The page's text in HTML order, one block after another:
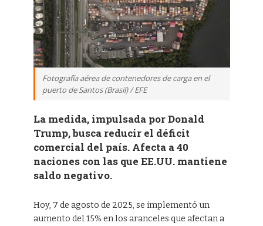
Fotografía aérea de contenedores de carga en el
puerto de Santos (Brasil) / EFE
La medida, impulsada por Donald
Trump, busca reducir el déficit
comercial del país. Afecta a 40
naciones con las que EE.UU. mantiene
saldo negativo.
Hoy, 7 de agosto de 2025, se implementó un
aumento del 15% en los aranceles que afectan a